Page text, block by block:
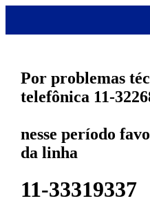
Por problemas
telefônica 11-
nesse período
da linha
11-33319337